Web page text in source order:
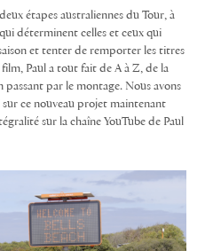
étapes australiennes du Tour, à
déterminent celles et ceux qui
et tenter de remporter les titres
Paul a tout fait de A à Z, de la
passant par le montage. Nous avons
sur ce nouveau projet maintenant
sur la chaîne YouTube de Paul